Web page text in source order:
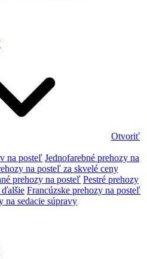
Otvoriť
na posteľ Jednofarebné prehozy na
na posteľ za skvelé ceny
prehozy na posteľ Pestré prehozy
Francúzske prehozy na posteľ
na sedacie súpravy